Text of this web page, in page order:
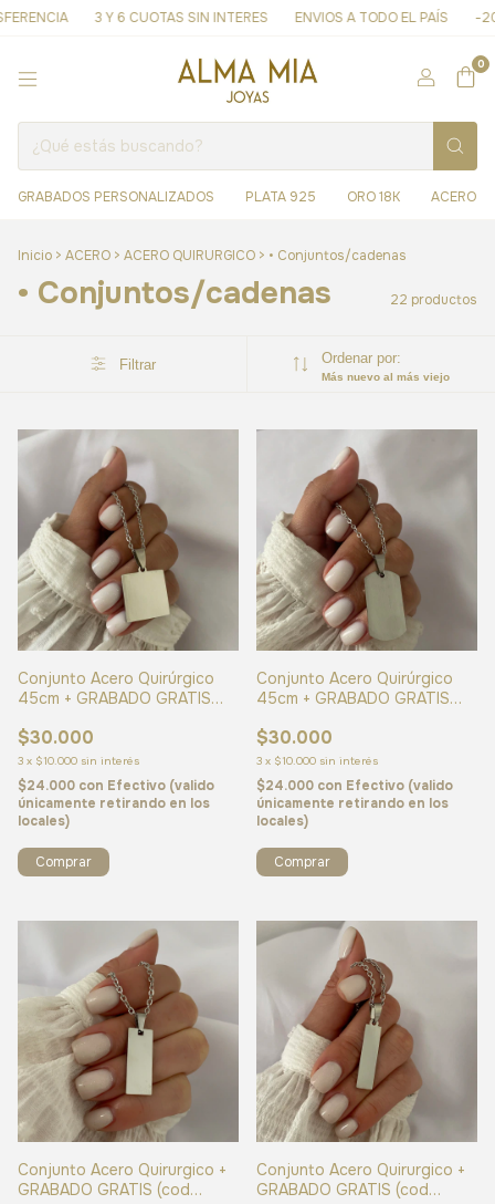
3 Y 6 CUOTAS SIN INTERES ENVIOS A TODO EL PAÍS -20% OFF
0
GRABADOS PERSONALIZADOS PLATA 925 ORO 18K ACERO
Inicio > ACERO > ACERO QUIRURGICO > • Conjuntos/cadenas
• Conjuntos/cadenas 22 productos
Filtrar Ordenar por:
Más nuevo al más viejo
Conjunto Acero Quirúrgico
45cm + GRABADO GRATIS
$30.000
3 x $10.000 sin interés
$24.000 con Efectivo (valido
únicamente retirando en los
locales)
Conjunto Acero Quirúrgico
45cm + GRABADO GRATIS
$30.000
3 x $10.000 sin interés
$24.000 con Efectivo (valido
únicamente retirando en los
locales)
Conjunto Acero Quirurgico +
GRABADO GRATIS (cod
Conjunto Acero Quirurgico +
GRABADO GRATIS (cod